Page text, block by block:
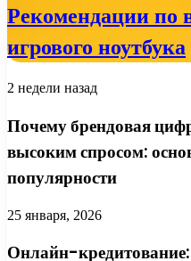
Рекомендации по
игрового ноутбука
2 недели назад
Почему брендовая
высоким спросом:
популярности
25 января, 2026
Онлайн-